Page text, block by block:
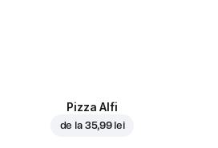
Pizza Alfi
de la 35,99 lei